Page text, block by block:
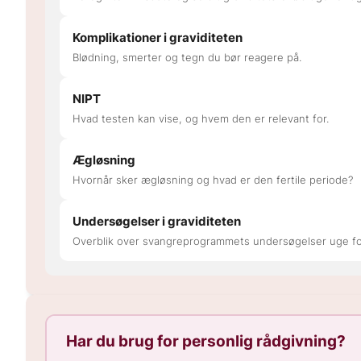
Komplikationer i graviditeten
Blødning, smerter og tegn du bør reagere på.
NIPT
Hvad testen kan vise, og hvem den er relevant for.
Ægløsning
Hvornår sker ægløsning og hvad er den fertile periode?
Undersøgelser i graviditeten
Overblik over svangreprogrammets undersøgelser uge
Har du brug for personlig rådgivning?